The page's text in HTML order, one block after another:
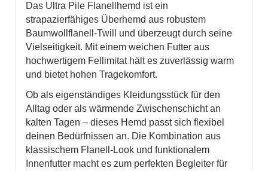
Das Ultra Pile Flanellhemd ist ein
strapazierfähiges Überhemd aus robustem
Baumwollflanell-Twill und überzeugt durch seine
Vielseitigkeit. Mit einem weichen Futter aus
hochwertigem Fellimitat hält es zuverlässig warm
und bietet hohen Tragekomfort.
Ob als eigenständiges Kleidungsstück für den
Alltag oder als wärmende Zwischenschicht an
kalten Tagen – dieses Hemd passt sich flexibel
deinen Bedürfnissen an. Die Kombination aus
klassischem Flanell-Look und funktionalem
Innenfutter macht es zum perfekten Begleiter für